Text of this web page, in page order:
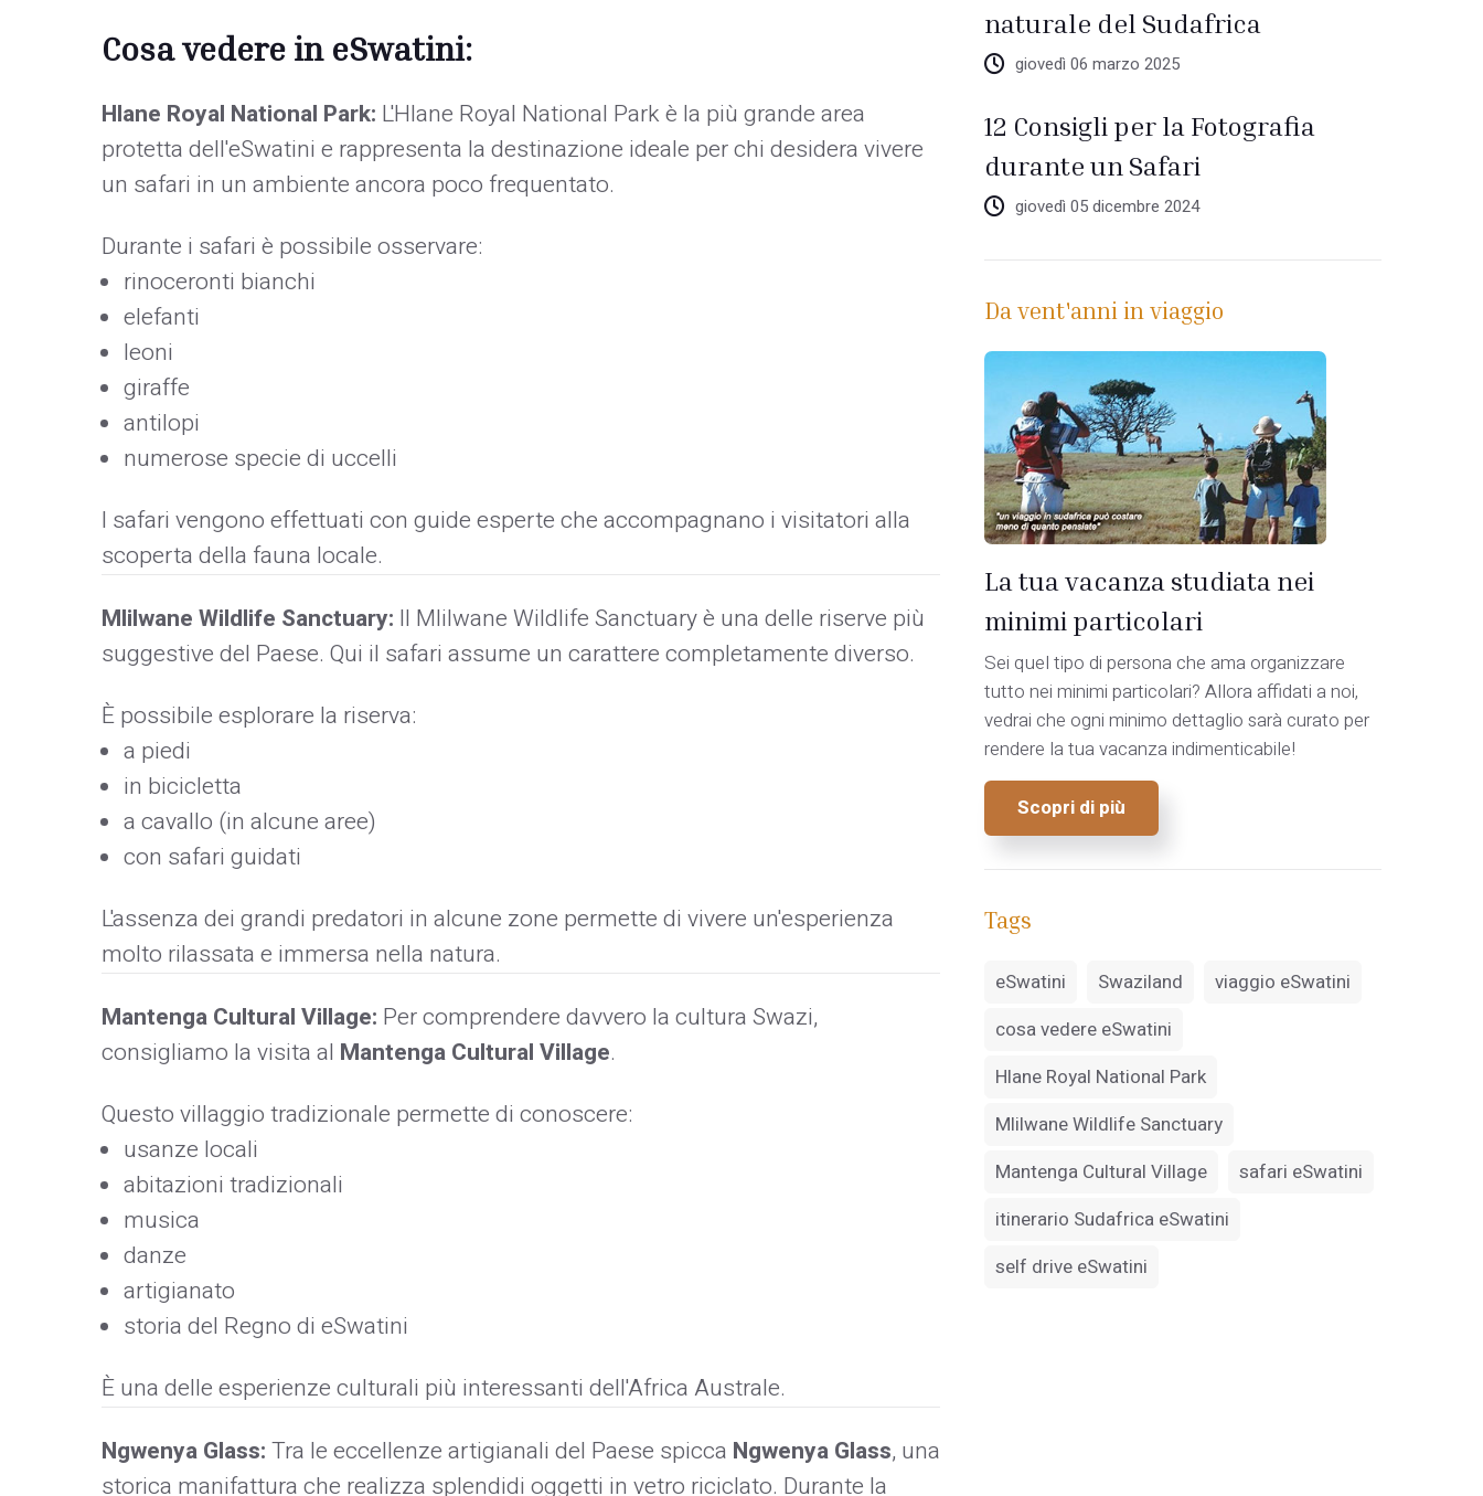
Cosa vedere in eSwatini:
Hlane Royal National Park: L'Hlane Royal National Park è la più grande area
protetta dell'eSwatini e rappresenta la destinazione ideale per chi desidera vivere
un safari in un ambiente ancora poco frequentato.
Durante i safari è possibile osservare:
rinoceronti bianchi
elefanti
leoni
giraffe
antilopi
numerose specie di uccelli
I safari vengono effettuati con guide esperte che accompagnano i visitatori alla
scoperta della fauna locale.
Mlilwane Wildlife Sanctuary: Il Mlilwane Wildlife Sanctuary è una delle riserve più
suggestive del Paese. Qui il safari assume un carattere completamente diverso.
È possibile esplorare la riserva:
a piedi
in bicicletta
a cavallo (in alcune aree)
con safari guidati
L'assenza dei grandi predatori in alcune zone permette di vivere un'esperienza
molto rilassata e immersa nella natura.
Mantenga Cultural Village: Per comprendere davvero la cultura Swazi,
consigliamo la visita al Mantenga Cultural Village.
Questo villaggio tradizionale permette di conoscere:
usanze locali
abitazioni tradizionali
musica
danze
artigianato
storia del Regno di eSwatini
È una delle esperienze culturali più interessanti dell'Africa Australe.
Ngwenya Glass:Tra le eccellenze artigianali del Paese spicca Ngwenya Glass, una
storica manifattura che realizza splendidi oggetti in vetro riciclato. Durante la
naturale del Sudafrica
giovedì 06 marzo 2025
12 Consigli per la Fotografia
durante un Safari
giovedì 05 dicembre 2024
Da vent'anni in viaggio
La tua vacanza studiata nei
minimi particolari
Sei quel tipo di persona che ama organizzare
tutto nei minimi particolari? Allora affidati a noi,
vedrai che ogni minimo dettaglio sarà curato per
rendere la tua vacanza indimenticabile!
Scopri di più
Tags
eSwatini Swaziland
viaggio eSwatini
cosa vedere eSwatini
Hlane Royal National Park
Mlilwane Wildlife Sanctuary
Mantenga Cultural Village
safari eSwatini
itinerario Sudafrica eSwatini
self drive eSwatini